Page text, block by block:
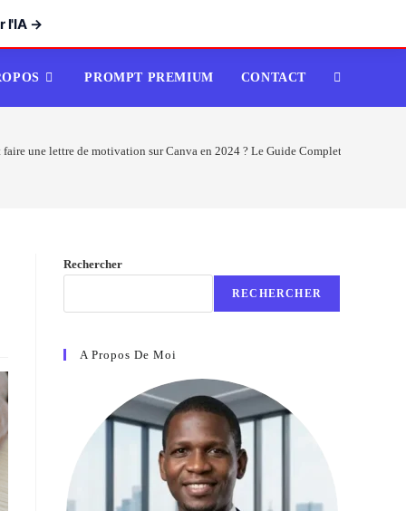
l'IA →
PROMPT PREMIUM CONTACT TOGGLE
faire une lettre de motivation sur Canva en 2024 ? Le Guide Complet
Rechercher
RECHERCHER
A Propos De Moi